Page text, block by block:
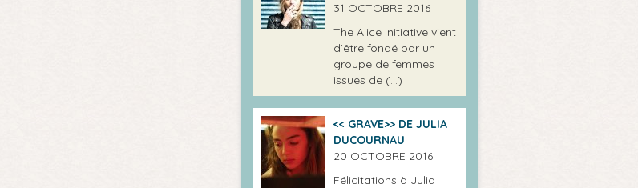
31 OCTOBRE 2016
The Alice Initiative vient
d’être fondé par un
groupe de femmes
issues de (…)
<< GRAVE>> DE JULIA
DUCOURNAU
20 OCTOBRE 2016
Félicitations à Julia